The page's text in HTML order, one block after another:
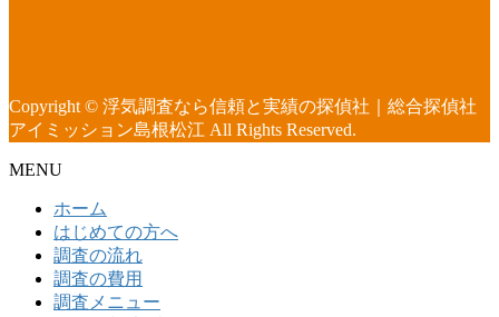
Copyright © 浮気調査なら信頼と実績の探偵社｜総合探偵社
アイミッション島根松江 All Rights Reserved.
MENU
ホーム
はじめての方へ
調査の流れ
調査の費用
調査メニュー